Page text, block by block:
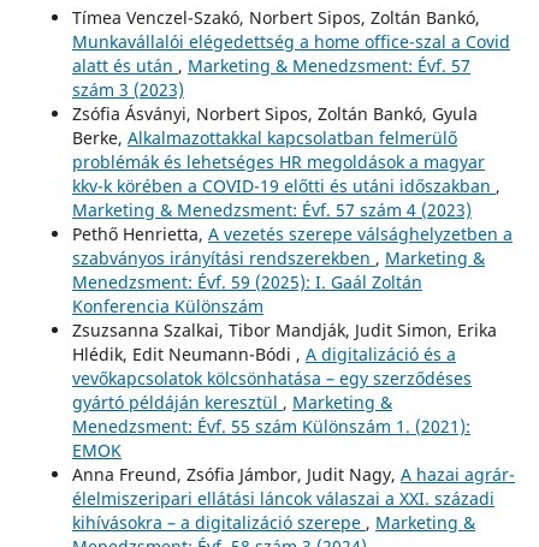
Tímea Venczel-Szakó, Norbert Sipos, Zoltán Bankó,
Munkavállalói elégedettség a home office-szal a Covid
alatt és után , Marketing & Menedzsment: Évf. 57
szám 3 (2023)
Zsófia Ásványi, Norbert Sipos, Zoltán Bankó, Gyula
Berke, Alkalmazottakkal kapcsolatban felmerülő
problémák és lehetséges HR megoldások a magyar
kkv-k körében a COVID-19 előtti és utáni időszakban ,
Marketing & Menedzsment: Évf. 57 szám 4 (2023)
Pethő Henrietta, A vezetés szerepe válsághelyzetben a
szabványos irányítási rendszerekben , Marketing &
Menedzsment: Évf. 59 (2025): I. Gaál Zoltán
Konferencia Különszám
Zsuzsanna Szalkai, Tibor Mandják, Judit Simon, Erika
Hlédik, Edit Neumann-Bódi , A digitalizáció és a
vevőkapcsolatok kölcsönhatása – egy szerződéses
gyártó példáján keresztül , Marketing &
Menedzsment: Évf. 55 szám Különszám 1. (2021):
EMOK
Anna Freund, Zsófia Jámbor, Judit Nagy, A hazai agrár-
élelmiszeripari ellátási láncok válaszai a XXI. századi
kihívásokra – a digitalizáció szerepe , Marketing &